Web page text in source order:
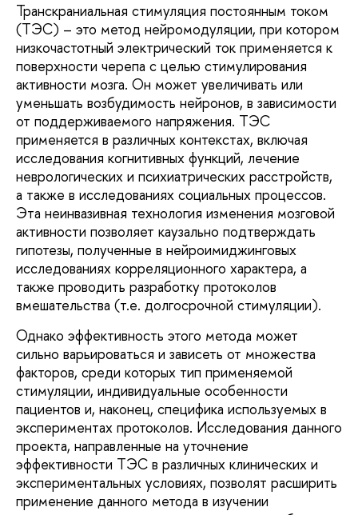
Транскраниальная стимуляция постоянным током
(ТЭС) – это метод нейромодуляции, при котором
низкочастотный электрический ток применяется к
поверхности черепа с целью стимулирования
активности мозга. Он может увеличивать или
уменьшать возбудимость нейронов, в зависимости
от поддерживаемого напряжения. ТЭС
применяется в различных контекстах, включая
исследования когнитивных функций, лечение
неврологических и психиатрических расстройств,
а также в исследованиях социальных процессов.
Эта неинвазивная технология изменения мозговой
активности позволяет каузально подтверждать
гипотезы, полученные в нейроимиджинговых
исследованиях корреляционного характера, а
также проводить разработку протоколов
вмешательства (т.е. долгосрочной стимуляции).
Однако эффективность этого метода может
сильно варьироваться и зависеть от множества
факторов, среди которых тип применяемой
стимуляции, индивидуальные особенности
пациентов и, наконец, специфика используемых в
экспериментах протоколов. Исследования данного
проекта, направленные на уточнение
эффективности ТЭС в различных клинических и
экспериментальных условиях, позволят расширить
применение данного метода в изучении